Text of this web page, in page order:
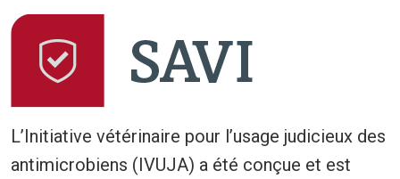
L’Initiative vétérinaire pour l’usage judicieux des
antimicrobiens (IVUJA) a été conçue et est